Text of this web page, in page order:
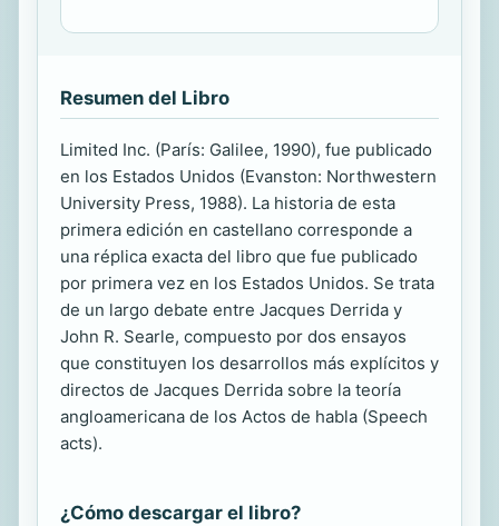
Resumen del Libro
Limited Inc. (París: Galilee, 1990), fue publicado
en los Estados Unidos (Evanston: Northwestern
University Press, 1988). La historia de esta
primera edición en castellano corresponde a
una réplica exacta del libro que fue publicado
por primera vez en los Estados Unidos. Se trata
de un largo debate entre Jacques Derrida y
John R. Searle, compuesto por dos ensayos
que constituyen los desarrollos más explícitos y
directos de Jacques Derrida sobre la teoría
angloamericana de los Actos de habla (Speech
acts).
¿Cómo descargar el libro?